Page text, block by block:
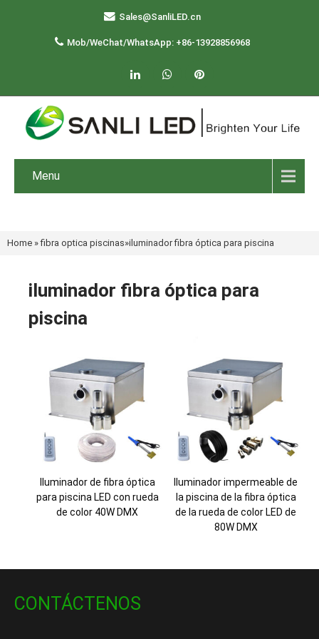
Sales@SanliLED.cn
Mob/WeChat/WhatsApp: +86-13928856968
Menu
Home »fibra optica piscinas»iluminador fibra óptica para piscina
iluminador fibra óptica para
piscina
Iluminador de fibra óptica
para piscina LED con rueda
de color 40W DMX
Iluminador impermeable de
la piscina de la fibra óptica
de la rueda de color LED de
80W DMX
CONTÁCTENOS